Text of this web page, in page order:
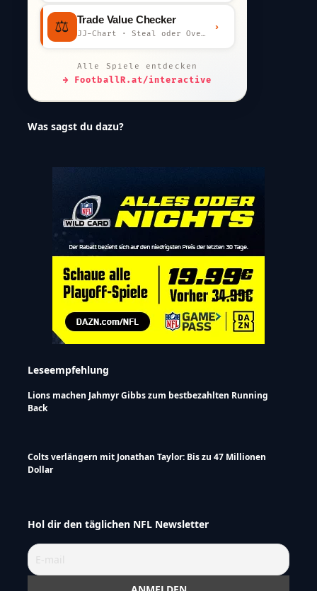
⚖️ Trade Value Checker
JJ-Chart · Steal oder Overpay?
›
Alle Spiele entdecken
→ FootballR.at/interactive
Was sagst du dazu?
Leseempfehlung
Lions machen Jahmyr Gibbs zum bestbezahlten Running
Back
Colts verlängern mit Jonathan Taylor: Bis zu 47 Millionen
Dollar
Hol dir den täglichen NFL Newsletter